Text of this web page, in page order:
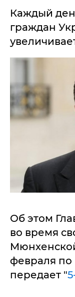
Каждый
граждан
Об этом
во время
февраля по
передает "